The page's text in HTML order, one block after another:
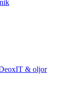
& oljor